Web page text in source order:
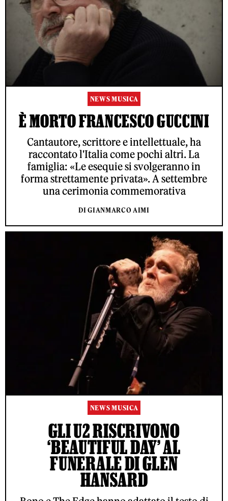
NEWS MUSICA
È MORTO FRANCESCO GUCCINI
Cantautore, scrittore e intellettuale, ha
raccontato l'Italia come pochi altri. La
famiglia: «Le esequie si svolgeranno in
forma strettamente privata». A settembre
una cerimonia commemorativa
DI GIANMARCO AIMI
NEWS MUSICA
GLI U2 RISCRIVONO
‘BEAUTIFUL DAY’ AL
FUNERALE DI GLEN
HANSARD